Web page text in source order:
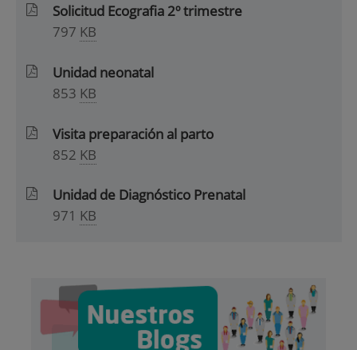
Solicitud Ecografia 2º trimestre
797 KB
Unidad neonatal
853 KB
Visita preparación al parto
852 KB
Unidad de Diagnóstico Prenatal
971 KB